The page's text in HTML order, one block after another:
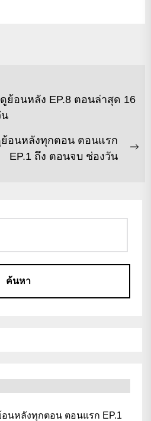
ย้อนหลัง EP.8 ตอนล่าสุด 16
น
อนหลังทุกตอน ตอนแรก
EP.1 ถึง ตอนจบ ช่องวัน
นหลังทุกตอน ตอนแรก EP.1